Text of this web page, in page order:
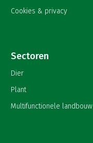
Cookies & privacy
Sectoren
Dier
Plant
Multifunctionele landbouw